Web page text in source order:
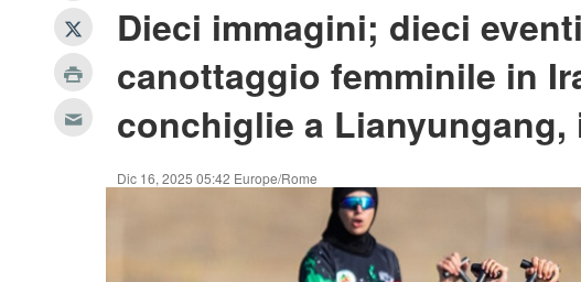
Dieci immagini; dieci
canottaggio femminile in
conchiglie a Lianyungang,
Dic 16, 2025 05:42 Europe/Rome